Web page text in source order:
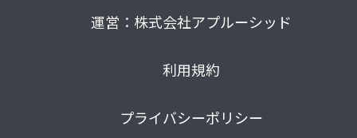
運営：株式会社アプルーシッド
利用規約
プライバシーポリシー